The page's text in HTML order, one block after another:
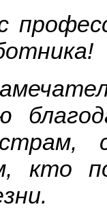
кто